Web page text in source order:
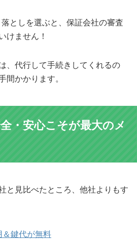
としを選ぶと、保証会社の審査
けません！
、代行して手続きしてくれるの
間かかります。
・安心こそが最大のメ
と見比べたところ、他社よりもす
鍵代が無料